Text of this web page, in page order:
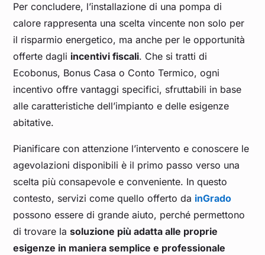
Per concludere, l’installazione di una pompa di
calore rappresenta una scelta vincente non solo per
il risparmio energetico, ma anche per le opportunità
offerte dagli incentivi fiscali. Che si tratti di
Ecobonus, Bonus Casa o Conto Termico, ogni
incentivo offre vantaggi specifici, sfruttabili in base
alle caratteristiche dell’impianto e delle esigenze
abitative.
Pianificare con attenzione l’intervento e conoscere le
agevolazioni disponibili è il primo passo verso una
scelta più consapevole e conveniente. In questo
contesto, servizi come quello offerto da inGrado
possono essere di grande aiuto, perché permettono
di trovare lasoluzione più adatta alle proprie
esigenze in maniera semplice e professionale